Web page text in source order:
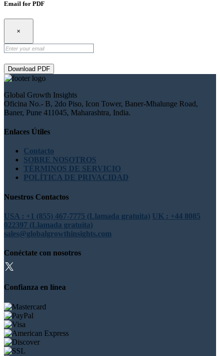
Email for PDF
×
Download PDF
Global Growth Insights
Oficina No.- B, 2do Piso, Icon Tower, Baner-Mhalunge Road,
Baner, Pune 411045, Maharashtra, India.
Enlaces Útiles
Contacto
SOBRE NOSOTROS
TÉRMINOS DE SERVICIO
POLÍTICA DE PRIVACIDAD
Nuestros Contactos
USA : +1 (855) 467-7775 (Llamada gratuita) UK : +44 8085
022397 (Llamada gratuita)
sales@globalgrowthinsights.com
Conéctate con nosotros
Confianza en línea